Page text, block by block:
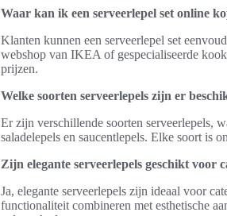
Waar kan ik een serveerlepel set online
Klanten kunnen een serveerlepel set
webshop van IKEA of gespecialiseerde
prijzen.
Welke soorten serveerlepels zijn er
Er zijn verschillende soorten serveerlepels,
saladelepels en saucentlepels. Elke soort is
Zijn elegante serveerlepels geschikt voor
Ja, elegante serveerlepels zijn ideaal voor
functionaliteit combineren met esthetische